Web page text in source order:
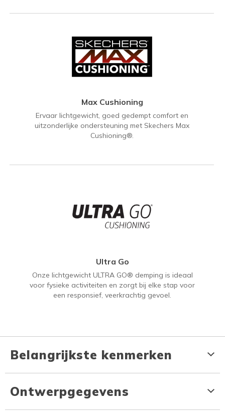
Max Cushioning
Ervaar lichtgewicht, goed gedempt comfort en
uitzonderlijke ondersteuning met Skechers Max
Cushioning®.
Ultra Go
Onze lichtgewicht ULTRA GO® demping is ideaal
voor fysieke activiteiten en zorgt bij elke stap voor
een responsief, veerkrachtig gevoel.
Belangrijkste kenmerken
Ontwerpgegevens